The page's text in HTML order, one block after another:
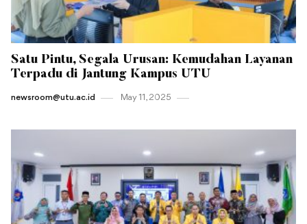
Satu Pintu, Segala Urusan: Kemudahan Layanan
Terpadu di Jantung Kampus UTU
newsroom@utu.ac.id May 11 , 2025